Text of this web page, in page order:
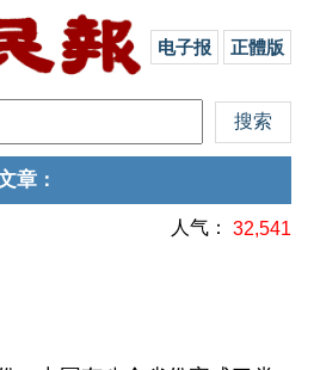
电子报 正體版
章 ：
人气： 32,541